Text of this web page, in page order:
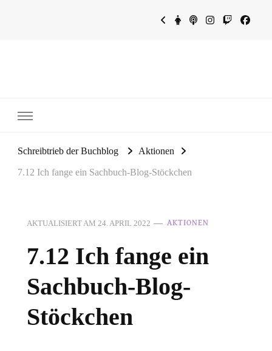
Schreibtrieb der Buchblog Aktionen
7.12 Ich fange ein Sachbuch-Blog-Stöckchen
AKTUALISIERT AM 24. APRIL 2022 AKTIONEN
7.12 Ich fange ein
Sachbuch-Blog-
Stöckchen